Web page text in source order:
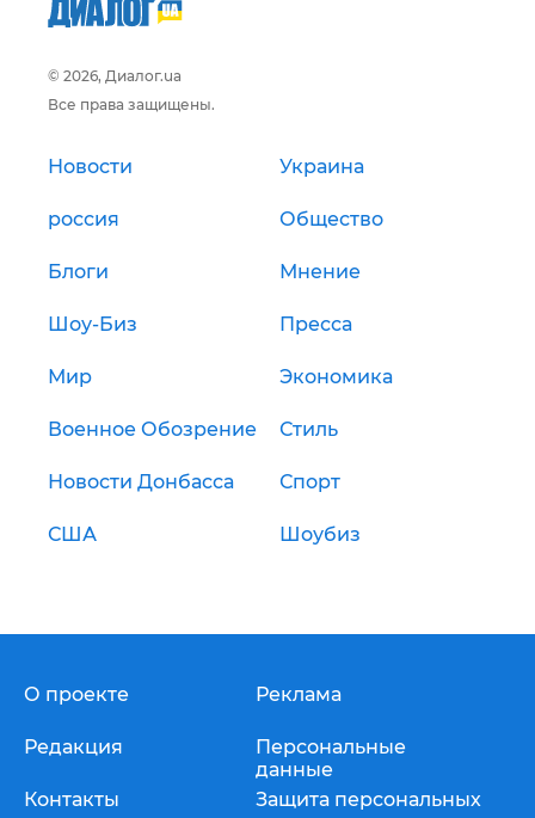
© 2026, Диалог.ua
Все права защищены.
Новости Украина
россия Общество
Блоги Мнение
Шоу-Биз Пресса
Мир Экономика
Военное Обозрение Стиль
Новости Донбасса Спорт
США Шоубиз
О проекте
Редакция
Контакты
Реклама
Персональные
данные
Защита персональных